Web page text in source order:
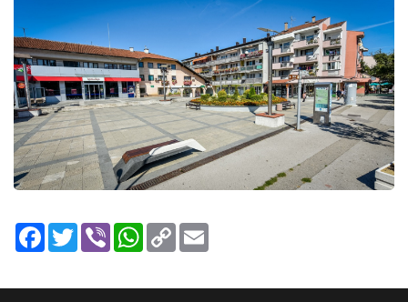
Facebook
TwitterViber WhatsApp
Copy
Link